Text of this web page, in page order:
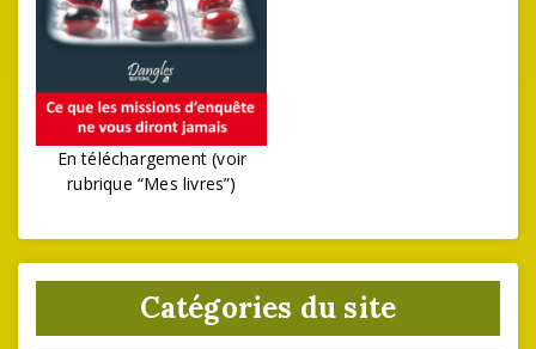
En téléchargement (voir
rubrique “Mes livres”)
Catégories du site